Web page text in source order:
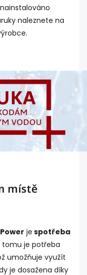
naleznete na
místě
je spotřeba
tomu je potřeba
umožňuje využít
je dosažena díky